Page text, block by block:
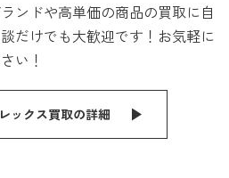
ンドや高単価の商品の買取に自
だけでも大歓迎です！お気軽に
い！
ックス買取の詳細